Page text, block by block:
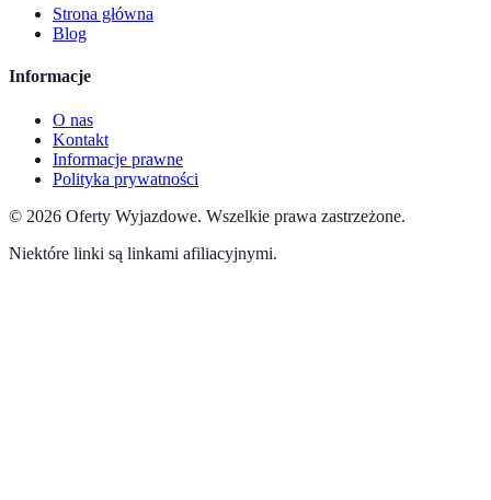
Strona główna
Blog
Informacje
O nas
Kontakt
Informacje prawne
Polityka prywatności
© 2026 Oferty Wyjazdowe. Wszelkie prawa zastrzeżone.
Niektóre linki są linkami afiliacyjnymi.